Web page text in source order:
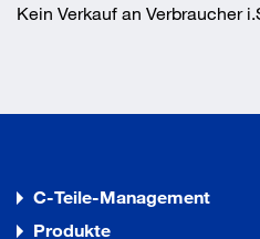
Kein Verkauf an Verbraucher
C-Teile-Management
Produkte